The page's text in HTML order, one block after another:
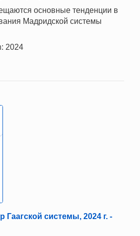
основные тенденции в
Мадридской системы
2024
Гаагской системы, 2024 г. -